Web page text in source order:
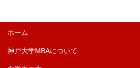
ホーム
神戸大学MBAについて